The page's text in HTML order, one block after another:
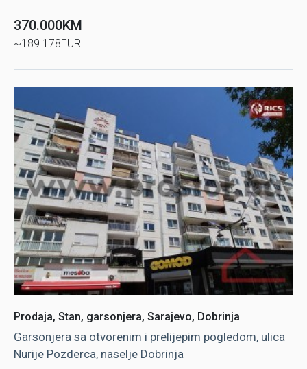
370.000KM
~189.178EUR
Prodaja, Stan, garsonjera, Sarajevo, Dobrinja
Garsonjera sa otvorenim i prelijepim pogledom, ulica
Nurije Pozderca, naselje Dobrinja